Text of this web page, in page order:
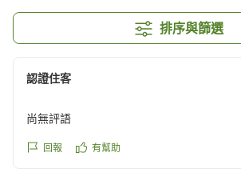
排序與篩選
認證住客
尚無評語
回報 有幫助